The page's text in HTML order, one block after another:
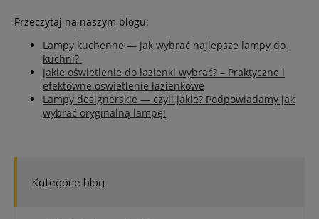
Kategorie blog
Przeczytaj na naszym blogu:
Lampy kuchenne — jak wybrać najlepsze lampy do
kuchni?
Jakie oświetlenie do łazienki wybrać? – Praktyczne i
efektowne oświetlenie łazienkowe
Lampy designerskie — czyli jakie? Podpowiadamy jak
wybrać oryginalną lampę!